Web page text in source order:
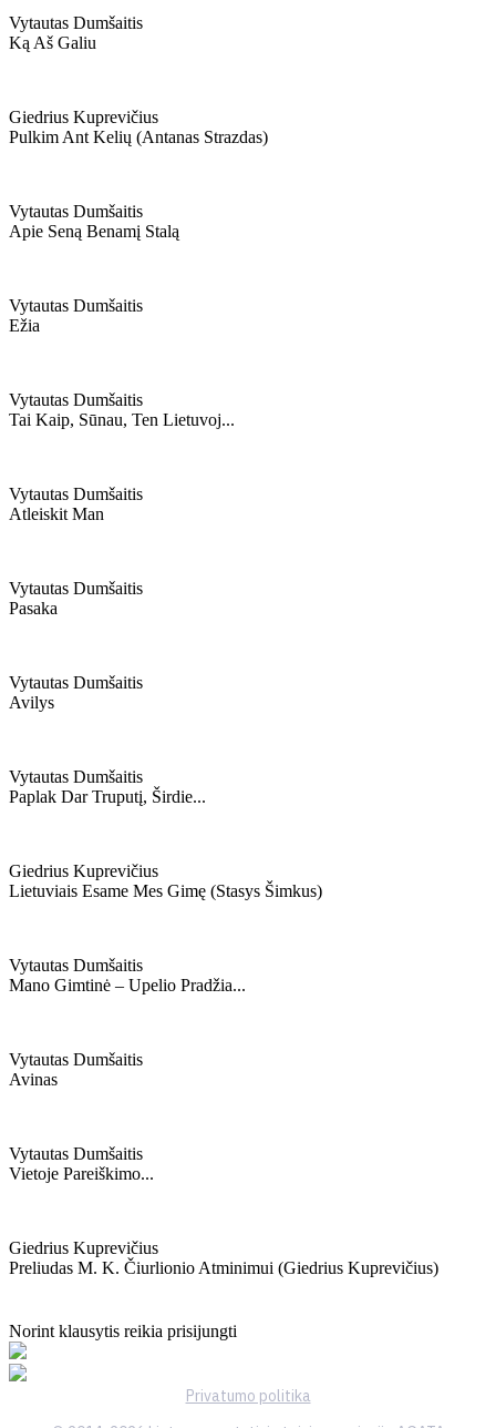
Vytautas Dumšaitis
Ką Aš Galiu
Giedrius Kuprevičius
Pulkim Ant Kelių (antanas Strazdas)
Vytautas Dumšaitis
Apie Seną Benamį Stalą
Vytautas Dumšaitis
Ežia
Vytautas Dumšaitis
Tai Kaip, Sūnau, Ten Lietuvoj...
Vytautas Dumšaitis
Atleiskit Man
Vytautas Dumšaitis
Pasaka
Vytautas Dumšaitis
Avilys
Vytautas Dumšaitis
Paplak Dar Truputį, Širdie...
Giedrius Kuprevičius
Lietuviais Esame Mes Gimę (stasys Šimkus)
Vytautas Dumšaitis
Mano Gimtinė – Upelio Pradžia...
Vytautas Dumšaitis
Avinas
Vytautas Dumšaitis
Vietoje Pareiškimo...
Giedrius Kuprevičius
Preliudas M. K. Čiurlionio Atminimui (giedrius Kuprevičius)
Norint klausytis reikia prisijungti
Privatumo politika